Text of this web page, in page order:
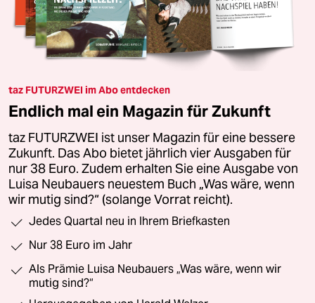
taz FUTURZWEI im Abo entdecken
Endlich mal ein Magazin für Zukunft
taz FUTURZWEI ist unser Magazin für eine bessere
Zukunft. Das Abo bietet jährlich vier Ausgaben für
nur 38 Euro. Zudem erhalten Sie eine Ausgabe von
Luisa Neubauers neuestem Buch „Was wäre, wenn
wir mutig sind?“ (solange Vorrat reicht).
Jedes Quartal neu in Ihrem Briefkasten
Nur 38 Euro im Jahr
Als Prämie Luisa Neubauers „Was wäre, wenn wir
mutig sind?“